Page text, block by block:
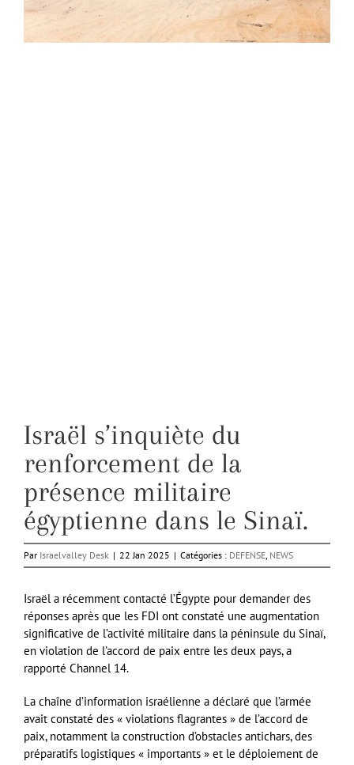
Israël s’inquiète du
renforcement de la
présence militaire
égyptienne dans le Sinaï.
Par Israelvalley Desk | 22 Jan 2025 | Catégories : DEFENSE, NEWS
Israël a récemment contacté l’Égypte pour demander des
réponses après que les FDI ont constaté une augmentation
significative de l’activité militaire dans la péninsule du Sinaï,
en violation de l’accord de paix entre les deux pays, a
rapporté Channel 14.
La chaîne d’information israélienne a déclaré que l’armée
avait constaté des « violations flagrantes » de l’accord de
paix, notamment la construction d’obstacles antichars, des
préparatifs logistiques « importants » et le déploiement de